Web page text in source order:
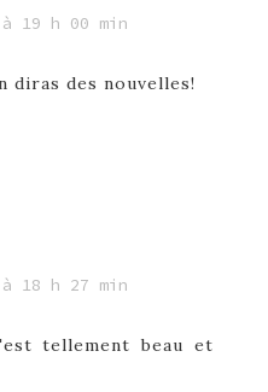
19 h 00 min
diras des nouvelles!
18 h 27 min
tellement beau et